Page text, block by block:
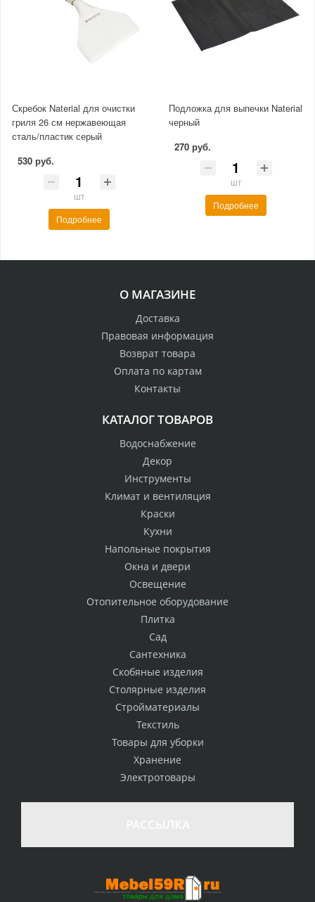
Скребок Naterial для очистки
гриля 26 см нержавеющая
сталь/пластик серый
530 руб.
шт
Подробнее
Подложка для выпечки Naterial
черный
270 руб.
шт
Подробнее
О МАГАЗИНЕ
Доставка
Правовая информация
Возврат товара
Оплата по картам
Контакты
КАТАЛОГ ТОВАРОВ
Водоснабжение
Декор
Инструменты
Климат и вентиляция
Краски
Кухни
Напольные покрытия
Окна и двери
Освещение
Отопительное оборудование
Плитка
Сад
Сантехника
Скобяные изделия
Столярные изделия
Стройматериалы
Текстиль
Товары для уборки
Хранение
Электротовары